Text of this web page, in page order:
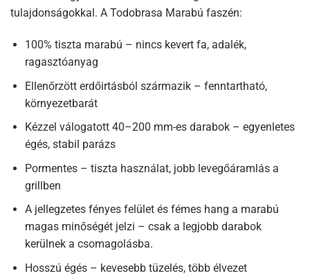
tulajdonságokkal. A Todobrasa Marabú faszén:
100% tiszta marabú – nincs kevert fa, adalék,
ragasztóanyag
Ellenőrzött erdőirtásból származik – fenntartható,
környezetbarát
Kézzel válogatott 40–200 mm-es darabok – egyenletes
égés, stabil parázs
Pormentes – tiszta használat, jobb levegőáramlás a
grillben
A jellegzetes fényes felület és fémes hang a marabú
magas minőségét jelzi – csak a legjobb darabok
kerülnek a csomagolásba.
Hosszú égés – kevesebb tüzelés, több élvezet